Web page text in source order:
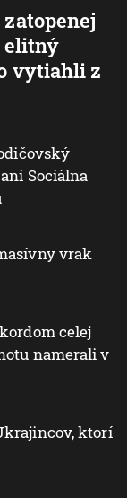
elitný
vytiahli z
Sociálna
vrak
celej
namerali v
ktorí